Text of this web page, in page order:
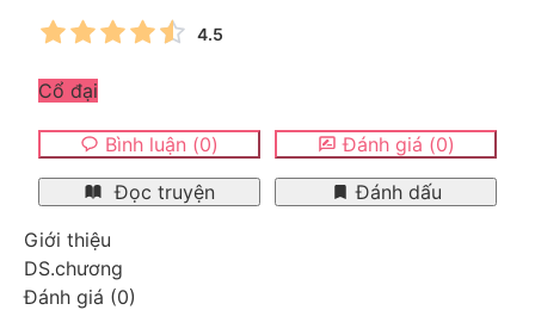
4.5
Cổ đại
Bình luận (0) Đánh giá (0)
Đọc truyện
Đánh dấu
Giới thiệu
DS.chương
Đánh giá (0)